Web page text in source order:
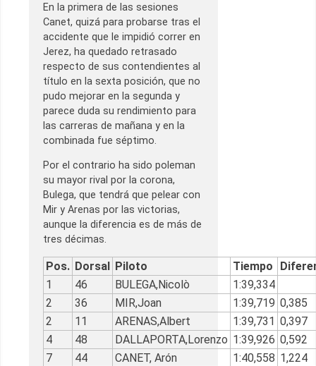
En la primera de las sesiones
Canet, quizá para probarse tras el
accidente que le impidió correr en
Jerez, ha quedado retrasado
respecto de sus contendientes al
título en la sexta posición, que no
pudo mejorar en la segunda y
parece duda su rendimiento para
las carreras de mañana y en la
combinada fue séptimo.
Por el contrario ha sido poleman
su mayor rival por la corona,
Bulega, que tendrá que pelear con
Mir y Arenas por las victorias,
aunque la diferencia es de más de
tres décimas.
Pos. Dorsal Piloto Tiempo
1
46 BULEGA,Nicolò
1:39,334
2
36 MIR,Joan 1:39,719 0,385
2
11 ARENAS,Albert 1:39,731 0,397
4
48 DALLAPORTA,Lorenzo 1:39,926 0,592
7
44 CANET, Arón 1:40,558 1,224